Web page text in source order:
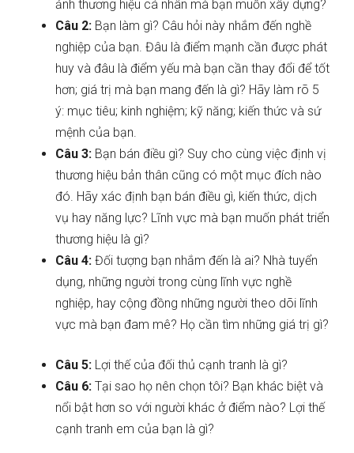
ảnh thương hiệu cá nhân mà bạn muốn xây dựng?
Câu 2: Bạn làm gì? Câu hỏi này nhắm đến nghề
nghiệp của bạn. Đâu là điểm mạnh cần được phát
huy và đâu là điểm yếu mà bạn cần thay đổi để tốt
hơn; giá trị mà bạn mang đến là gì? Hãy làm rõ 5
ý: mục tiêu; kinh nghiệm; kỹ năng; kiến thức và sứ
mệnh của bạn.
Câu 3: Bạn bán điều gì? Suy cho cùng việc định vị
thương hiệu bản thân cũng có một mục đích nào
đó. Hãy xác định bạn bán điều gì, kiến thức, dịch
vụ hay năng lực? Lĩnh vực mà bạn muốn phát triển
thương hiệu là gì?
Câu 4: Đối tượng bạn nhắm đến là ai? Nhà tuyển
dụng, những người trong cùng lĩnh vực nghề
nghiệp, hay cộng đồng những người theo dõi lĩnh
vực mà bạn đam mê? Họ cần tìm những giá trị gì?
Câu 5: Lợi thế của đối thủ cạnh tranh là gì?
Câu 6: Tại sao họ nên chọn tôi? Bạn khác biệt và
nổi bật hơn so với người khác ở điểm nào? Lợi thế
cạnh tranh em của bạn là gì?